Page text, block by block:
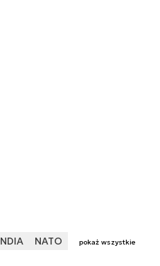
NATO pokaż wszystkie